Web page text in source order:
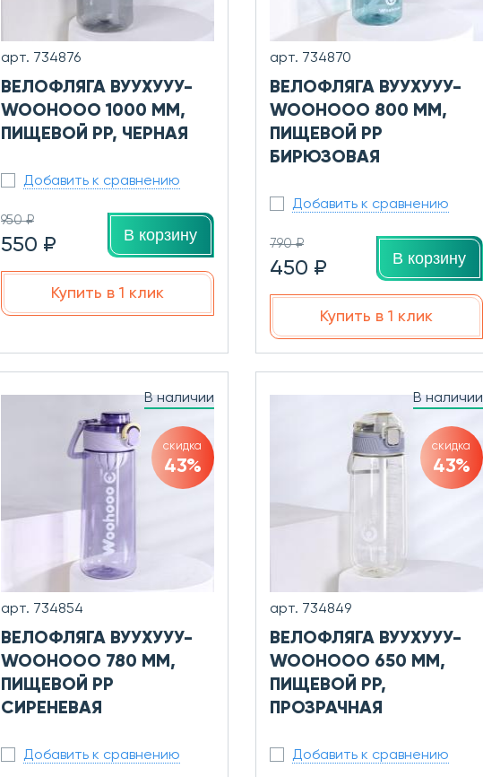
арт. 734876
ВЕЛОФЛЯГА ВУУХУУУ-
WOOHOOO 1000 ММ,
ПИЩЕВОЙ PP, ЧЕРНАЯ
Добавить к сравнению
950 ₽
550 ₽ В корзину
Купить в 1 клик
арт. 734870
ВЕЛОФЛЯГА ВУУХУУУ-
WOOHOOO 800 ММ,
ПИЩЕВОЙ PP
БИРЮЗОВАЯ
Добавить к сравнению
790 ₽
450 ₽ В корзину
Купить в 1 клик
В наличии
скидка
43%
арт. 734854
ВЕЛОФЛЯГА ВУУХУУУ-
WOOHOOO 780 ММ,
ПИЩЕВОЙ PP
СИРЕНЕВАЯ
Добавить к сравнению
В наличии
скидка
43%
арт. 734849
ВЕЛОФЛЯГА ВУУХУУУ-
WOOHOOO 650 ММ,
ПИЩЕВОЙ PP,
ПРОЗРАЧНАЯ
Добавить к сравнению